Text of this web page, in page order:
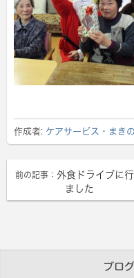
作成者: ケアサービス・まき
前の記事： 外食ドライブに
ました
ブロ